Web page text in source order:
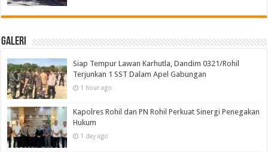
Galeri
Siap Tempur Lawan Karhutla, Dandim 0321/Rohil
Terjunkan 1 SST Dalam Apel Gabungan
1 hour ago
Kapolres Rohil dan PN Rohil Perkuat Sinergi Penegakan
Hukum
1 day ago